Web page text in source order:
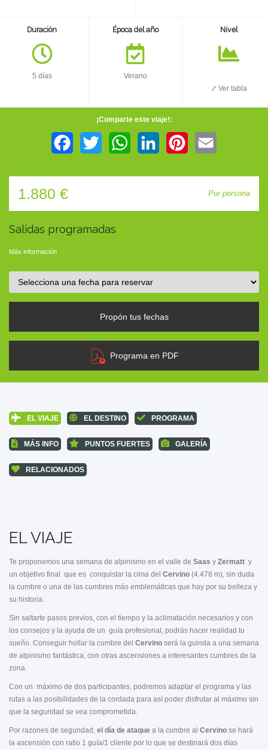
CONTACTO
Duración
5 días
Época del año
Verano
Nivel
⤤ Ver tabla
¡Comparte este viaje!:
FacebookTwitter WhatsAppLinkedIn Pinterest
1.880 € Por persona
Salidas programadas
Más información
Propón tus fechas
Programa en PDF
EL VIAJE EL DESTINO PROGRAMA
MÁS INFO PUNTOS FUERTES GALERÍA
RELACIONADOS
EL VIAJE
Te proponemos una semana de alpinismo en el valle de Saas y Zermatt y
un objetivo final que es conquistar la cima del Cervino (4.478 m), sin duda
la cumbre o una de las cumbres más emblemáticas que hay por su belleza y
su historia.
Sin saltarte pasos previos, con el tiempo y la aclimatación necesarios y con
los consejos y la ayuda de un guía profesional, podrás hacer realidad tu
sueño. Conseguir hollar la cumbre del Cervino será la guinda a una semana
de alpinismo fantástica, con otras ascensiones a interesantes cumbres de la
zona.
Con un máximo de dos participantes, podremos adaptar el programa y las
rutas a las posibilidades de la cordada para así poder disfrutar al máximo sin
que la seguridad se vea comprometida.
Por razones de seguridad, el día de ataque a la cumbre al Cervino se hará
la ascensión con ratio 1 guía/1 cliente por lo que se destinará dos días